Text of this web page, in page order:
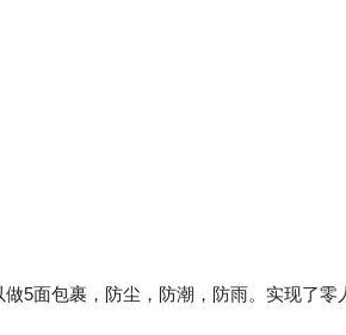
5面包裹，防尘，防潮，防雨。实现了零